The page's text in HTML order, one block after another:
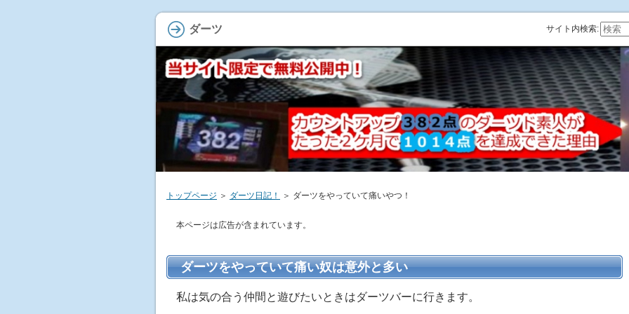
ダーツ
トップページ ＞ ダーツ日記！ ＞ ダーツをやっていて痛いやつ！
本ページは広告が含まれています。
ダーツをやっていて痛い奴は意外と多い
私は気の合う仲間と遊びたいときはダーツバーに行きます。
サイト内検索: